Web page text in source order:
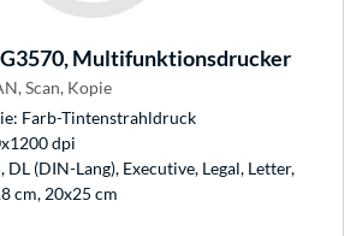
Multifunktionsdrucker
Scan, Kopie
Farb-Tintenstrahldruck
dpi
DL (DIN-Lang), Executive, Legal, Letter,
cm, 20x25 cm